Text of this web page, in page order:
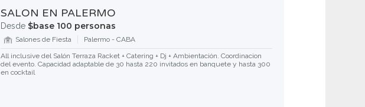
SALON EN PALERMO
Desde $base 100 personas
Salones de Fiesta
Palermo - CABA
All inclusive del Salón Terraza Racket + Catering + Dj + Ambientación. Coordinacion
del evento. Capacidad adaptable de 30 hasta 220 invitados en banquete y hasta 300
en cocktail